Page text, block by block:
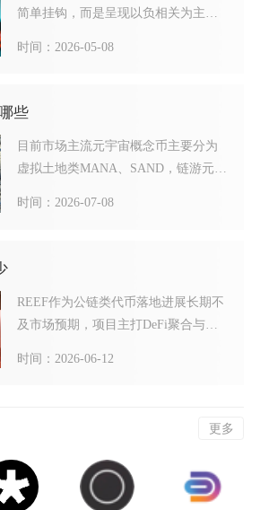
简单挂钩，而是呈现以负相关为主、
时间：2026-05-08
些
目前市场主流元宇宙概念币主要分为
虚拟土地类MANA、SAND，链游元宇
时间：2026-07-08
REEF作为公链类代币落地进展长期不
及市场预期，项目主打DeFi聚合与底
时间：2026-06-12
更多